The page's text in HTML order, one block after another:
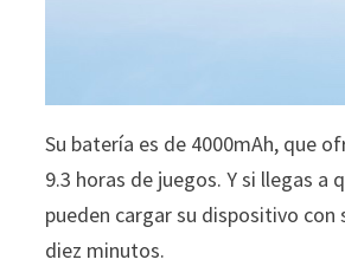
Su batería es de 4000mAh, que
9.3 horas de juegos. Y si llegas a
pueden cargar su dispositivo
diez minutos.